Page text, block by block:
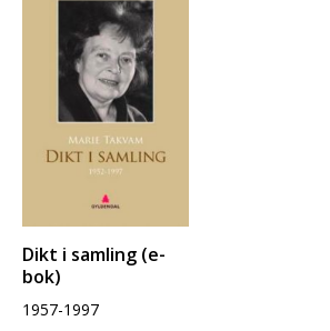
Dikt i samling (e-
bok)
1957-1997